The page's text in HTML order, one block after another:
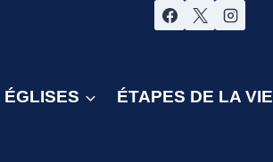
ÉGLISES ÉTAPES DE LA VIE